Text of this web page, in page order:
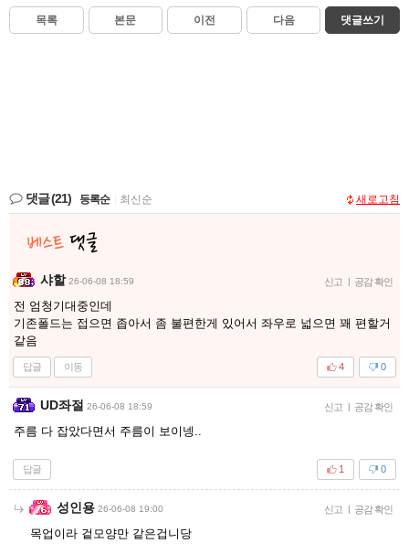
목록 본문 이전 다음 댓글쓰기
댓글(21) 등록순 최신순 새로고침
샤할 26-06-08 18:59 신고 | 공감 확인
전 엄청기대중인데
기존폴드는 접으면 좁아서 좀 불편한게 있어서 좌우로 넓으면 꽤 편할거
같음
답글 이동 0
4
UD좌절 26-06-08 18:59 신고 | 공감 확인
주름 다 잡았다면서 주름이 보이넹..
답글 0
1
성인용 26-06-08 19:00 신고 | 공감 확인
목업이라 겉모양만 같은겁니당